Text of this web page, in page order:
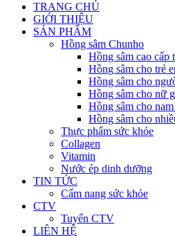
TRANG CHỦ
GIỚI THIỆU
SẢN PHẨM
Hồng sâm Chunho
Hồng sâm cao cấp
Hồng sâm cho trẻ
Hồng sâm cho
Hồng sâm cho nữ
Hồng sâm cho
Hồng sâm cho
Thực phẩm sức khỏe
Collagen
Vitamin
Nước ép dinh dưỡng
TIN TỨC
Cẩm nang sức khỏe
CTV
Tuyển CTV
LIÊN HỆ